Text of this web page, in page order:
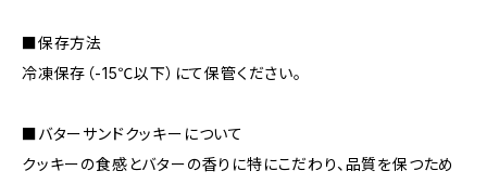
■保存方法
冷凍保存（-15℃以下）にて保管ください。
■バターサンドクッキーについて
クッキーの食感とバターの香りに特にこだわり、品質を保つため